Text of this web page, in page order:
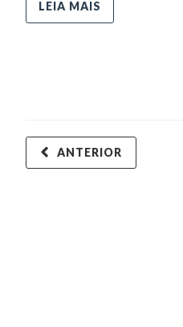
LEIA MAIS
ANTERIOR